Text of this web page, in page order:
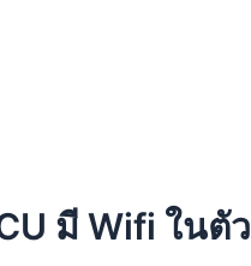
มี Wifi ในตัว